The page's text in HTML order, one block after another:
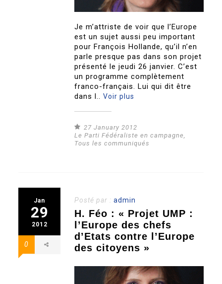
Je m’attriste de voir que l’Europe
est un sujet aussi peu important
pour François Hollande, qu’il n’en
parle presque pas dans son projet
présenté le jeudi 26 janvier. C’est
un programme complètement
franco-français. Lui qui dit être
dans l..Voir plus
27 January 2012
Le Parti Fédéraliste en campagne,
Tous les communiqués
Jan
29
2012
0
Posté par :admin
H. Féo : « Projet UMP :
l’Europe des chefs
d’Etats contre l’Europe
des citoyens »